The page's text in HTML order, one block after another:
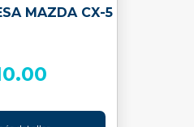
MAZDA CX-5